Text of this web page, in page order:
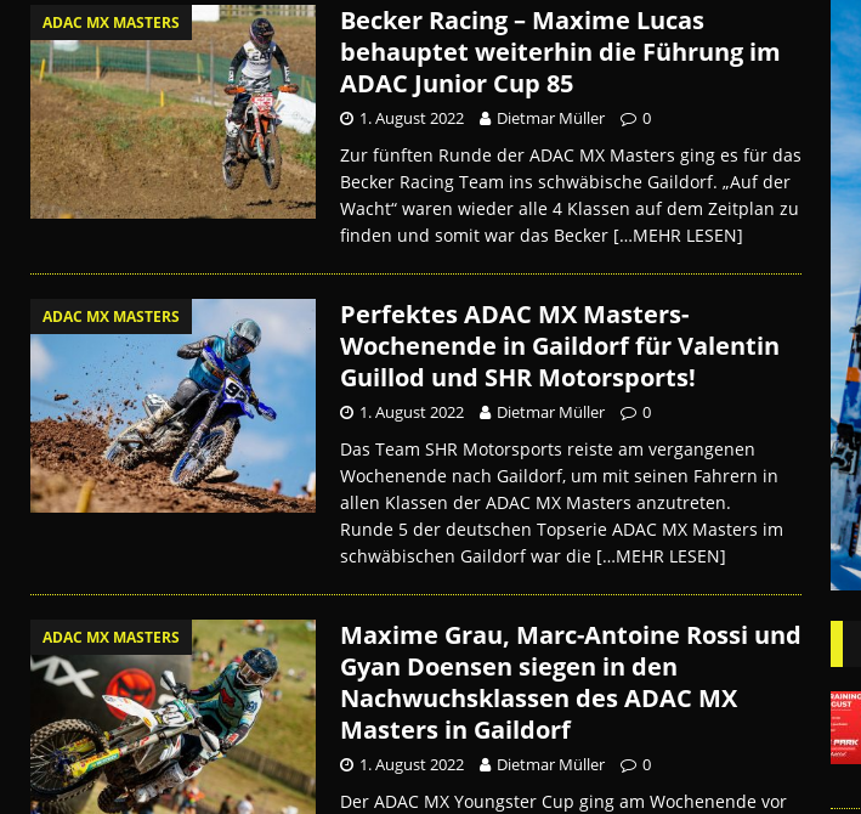
ADAC MX MASTERS
Becker Racing – Maxime Lucas
behauptet weiterhin die Führung im
ADAC Junior Cup 85
1. August 2022 Dietmar Müller 0
Zur fünften Runde der ADAC MX Masters ging es für das
Becker Racing Team ins schwäbische Gaildorf. „Auf der
Wacht“ waren wieder alle 4 Klassen auf dem Zeitplan zu
finden und somit war das Becker […MEHR LESEN]
ADAC MX MASTERS
Perfektes ADAC MX Masters-
Wochenende in Gaildorf für Valentin
Guillod und SHR Motorsports!
1. August 2022 Dietmar Müller 0
Das Team SHR Motorsports reiste am vergangenen
Wochenende nach Gaildorf, um mit seinen Fahrern in
allen Klassen der ADAC MX Masters anzutreten.
Runde 5 der deutschen Topserie ADAC MX Masters im
schwäbischen Gaildorf war die […MEHR LESEN]
ADAC MX MASTERS
Maxime Grau, Marc-Antoine Rossi und
Gyan Doensen siegen in den
Nachwuchsklassen des ADAC MX
Masters in Gaildorf
1. August 2022 Dietmar Müller 0
Der ADAC MX Youngster Cup ging am Wochenende vor